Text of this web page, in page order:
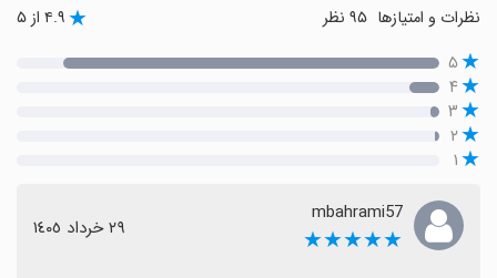
نظرات و امتیازها ۴.۹ از ۵
۵
۴
۳
۲
۱
mbahrami57
★★★★★ ٢٩ خرداد ١٤٠٥